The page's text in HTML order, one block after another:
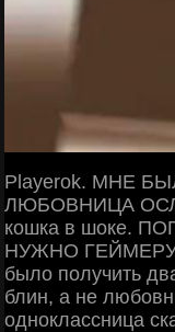
Playerok. МНЕ
ЛЮБОВНИЦА
кошка в шоке.
НУЖНО ГЕЙМЕРУ.
было получить
блин, а не
одноклассница